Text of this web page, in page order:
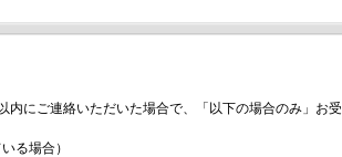
内にご連絡いただいた場合で、「以下の場合のみ」お受
る場合）